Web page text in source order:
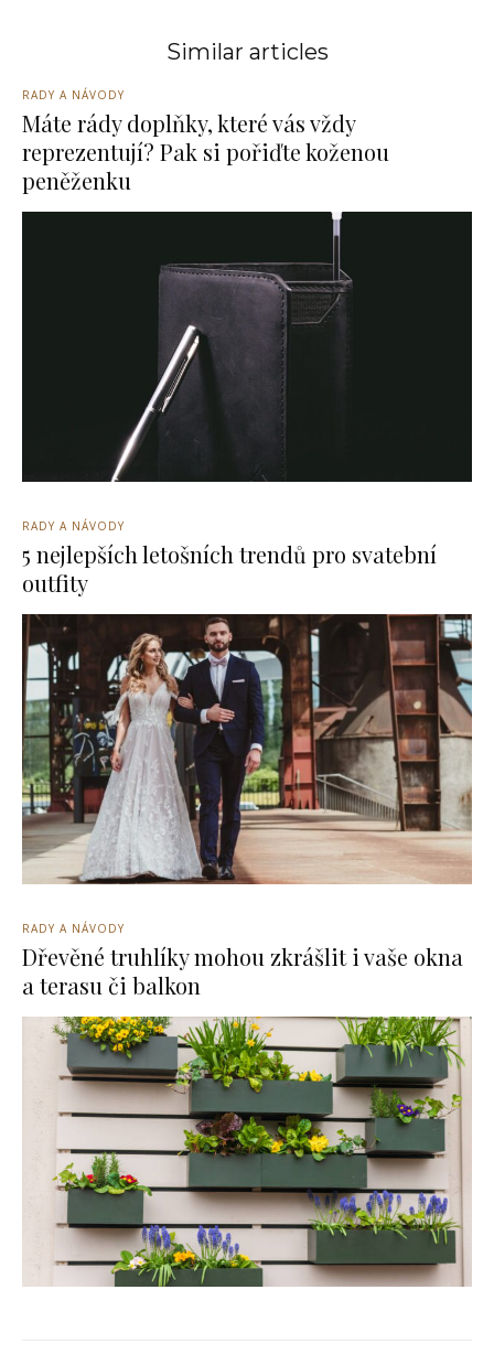
Similar articles
RADY A NÁVODY
Máte rády doplňky, které vás vždy
reprezentují? Pak si pořiďte koženou
peněženku
RADY A NÁVODY
5 nejlepších letošních trendů pro svatební
outfity
RADY A NÁVODY
Dřevěné truhlíky mohou zkrášlit i vaše okna
a terasu či balkon